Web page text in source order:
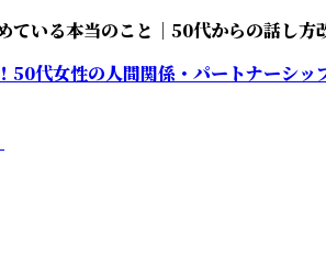
ている本当のこと｜50代からの話し